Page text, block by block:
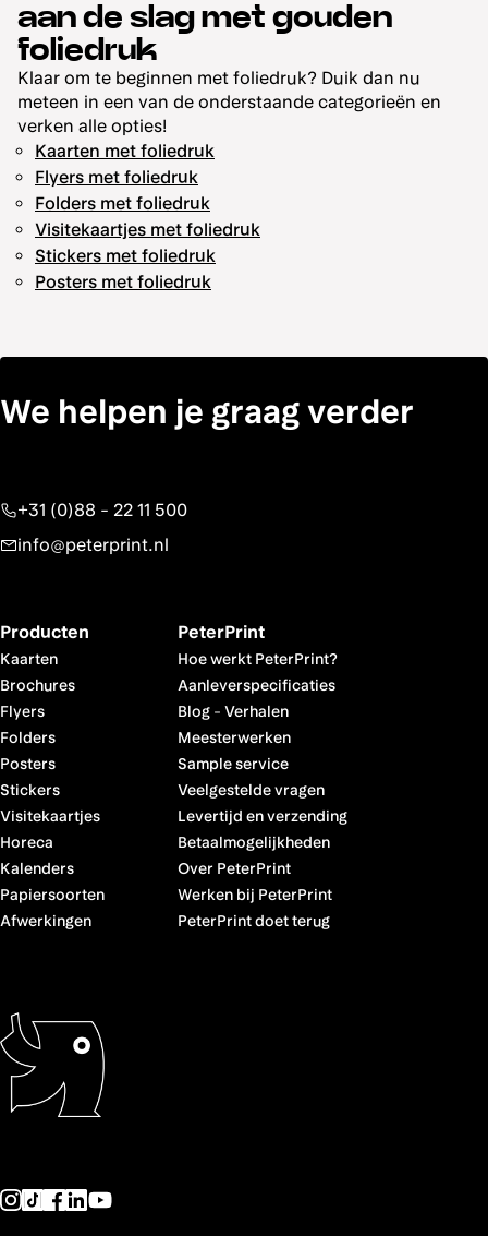
aan de slag met gouden
foliedruk
Klaar om te beginnen met foliedruk? Duik dan nu
meteen in een van de onderstaande categorieën en
verken alle opties!
Kaarten met foliedruk
Flyers met foliedruk
Folders met foliedruk
Visitekaartjes met foliedruk
Stickers met foliedruk
Posters met foliedruk
We helpen je graag verder
+31 (0)88 - 22 11 500
info@peterprint.nl
Producten
Kaarten
Brochures
Flyers
Folders
Posters
Stickers
Visitekaartjes
Horeca
Kalenders
Papiersoorten
Afwerkingen
PeterPrint
Hoe werkt PeterPrint?
Aanleverspecificaties
Blog- Verhalen
Meesterwerken
Sample service
Veelgestelde vragen
Levertijd en verzending
Betaalmogelijkheden
Over PeterPrint
Werken bij PeterPrint
PeterPrint doet terug